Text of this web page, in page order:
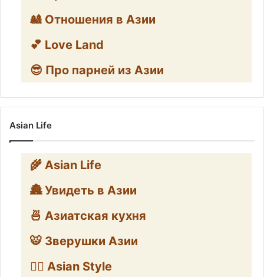
🎎 Отношения в Азии
💕 Love Land
😎 Про парней из Азии
Asian Life
🌾 Asian Life
🏯 Увидеть в Азии
🍜 Азиатская кухня
🐯 Зверушки Азии
🧛‍♂️ Asian Style